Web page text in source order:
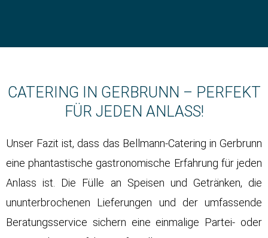
CATERING IN GERBRUNN – PERFEKT
FÜR JEDEN ANLASS!
Unser Fazit ist, dass das Bellmann-Catering in Gerbrunn
eine phantastische gastronomische Erfahrung für jeden
Anlass ist. Die Fülle an Speisen und Getränken, die
ununterbrochenen Lieferungen und der umfassende
Beratungsservice sichern eine einmalige Partei- oder